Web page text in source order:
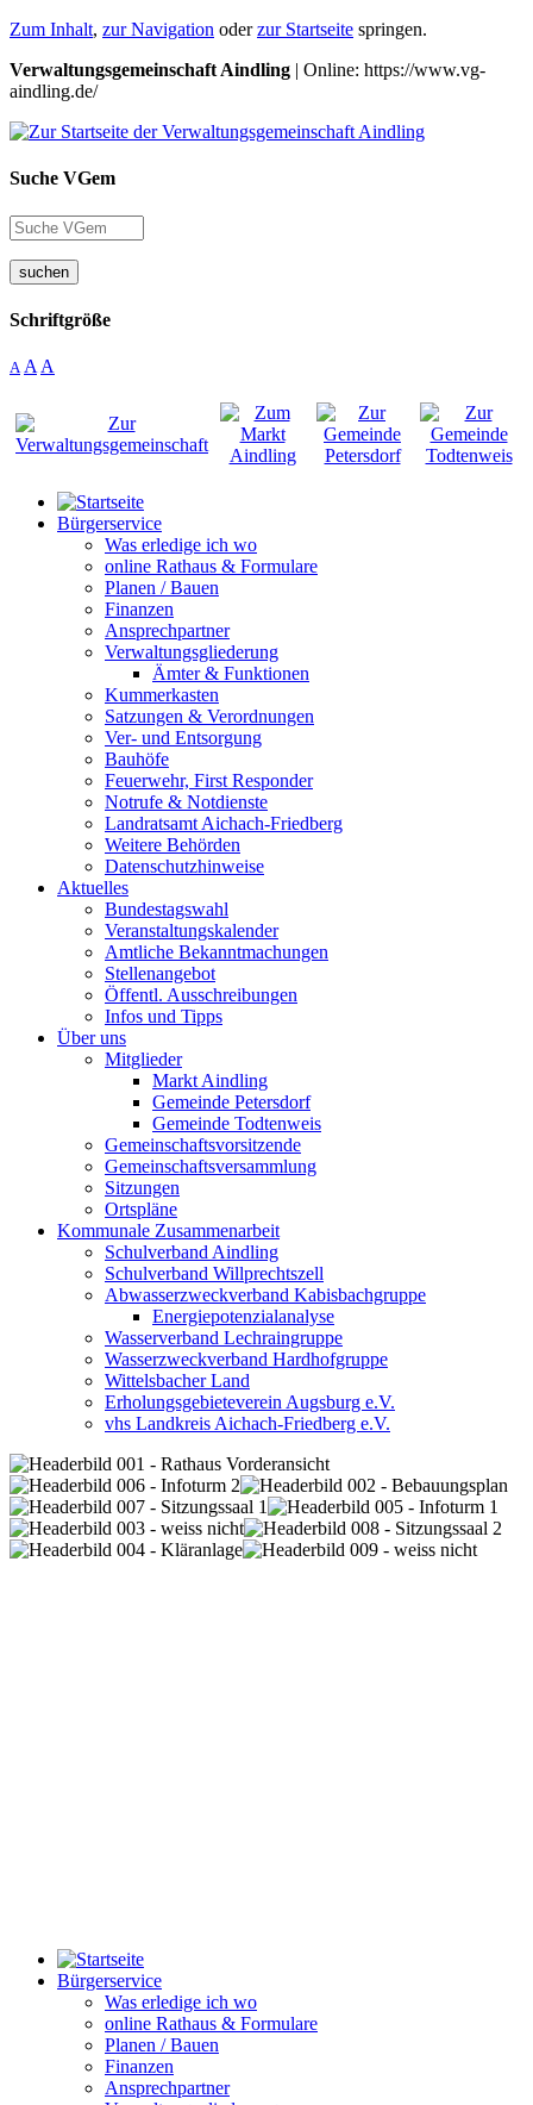
Zum Inhalt, zur Navigation oderzur Startseite springen.
Verwaltungsgemeinschaft Aindling | Online: https://www.vg-
aindling.de/
Suche VGem
suchen
Schriftgröße
A A A
Bürgerservice
Was erledige ich wo
online Rathaus & Formulare
Planen / Bauen
Finanzen
Ansprechpartner
Verwaltungsgliederung
Ämter & Funktionen
Kummerkasten
Satzungen & Verordnungen
Ver- und Entsorgung
Bauhöfe
Feuerwehr, First Responder
Notrufe & Notdienste
Landratsamt Aichach-Friedberg
Weitere Behörden
Datenschutzhinweise
Aktuelles
Bundestagswahl
Veranstaltungskalender
Amtliche Bekanntmachungen
Stellenangebot
Öffentl. Ausschreibungen
Infos und Tipps
Über uns
Mitglieder
Markt Aindling
Gemeinde Petersdorf
Gemeinde Todtenweis
Gemeinschaftsvorsitzende
Gemeinschaftsversammlung
Sitzungen
Ortspläne
Kommunale Zusammenarbeit
Schulverband Aindling
Schulverband Willprechtszell
Abwasserzweckverband Kabisbachgruppe
Energiepotenzialanalyse
Wasserverband Lechraingruppe
Wasserzweckverband Hardhofgruppe
Wittelsbacher Land
Erholungsgebieteverein Augsburg e.V.
vhs Landkreis Aichach-Friedberg e.V.
Bürgerservice
Was erledige ich wo
online Rathaus & Formulare
Planen / Bauen
Finanzen
Ansprechpartner